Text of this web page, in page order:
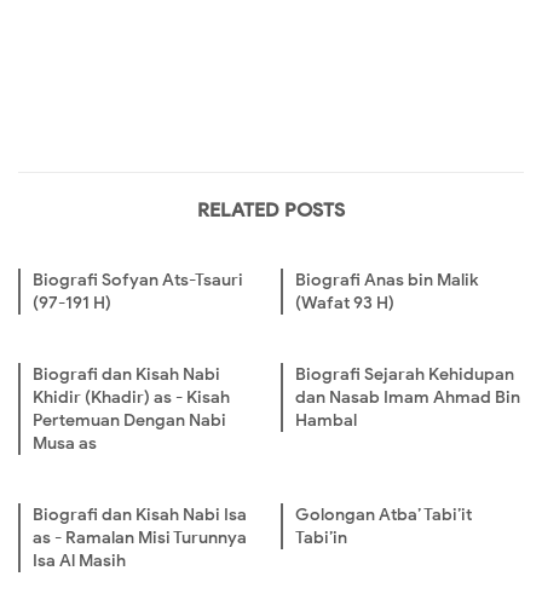
RELATED POSTS
Biografi Sofyan Ats-Tsauri
(97-191 H)
Biografi Anas bin Malik
(Wafat 93 H)
Biografi dan Kisah Nabi
Khidir (Khadir) as - Kisah
Pertemuan Dengan Nabi
Musa as
Biografi Sejarah Kehidupan
dan Nasab Imam Ahmad Bin
Hambal
Biografi dan Kisah Nabi Isa
as - Ramalan Misi Turunnya
Isa Al Masih
Golongan Atba’ Tabi’it
Tabi’in